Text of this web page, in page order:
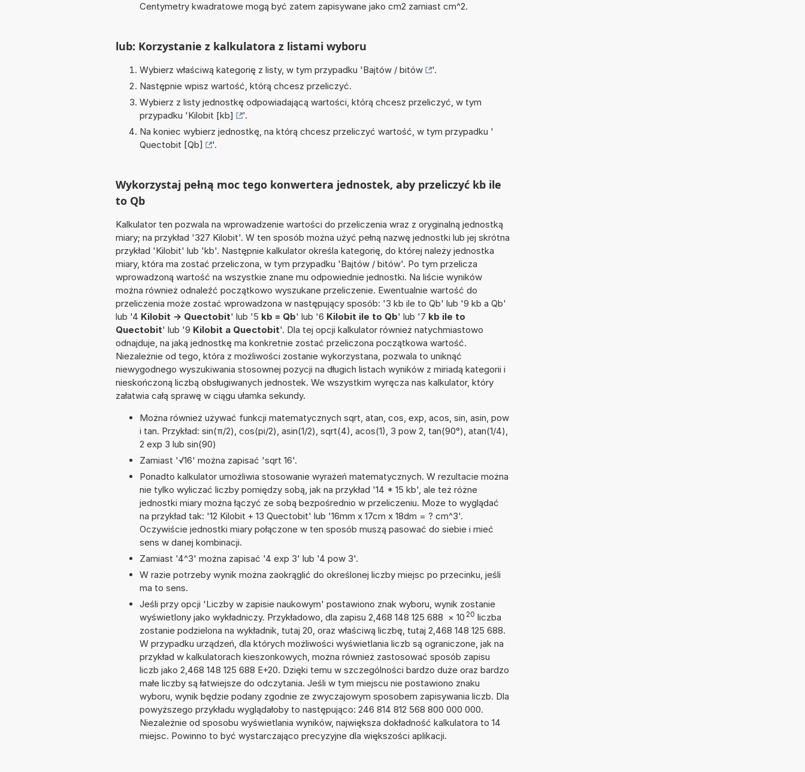
Centymetry kwadratowe mogą być zatem zapisywane jako cm2 zamiast cm^2.
lub: Korzystanie z kalkulatora z listami wyboru
Wybierz właściwą kategorię z listy, w tym przypadku 'Bajtów / bitów
'.
Następnie wpisz wartość, którą chcesz przeliczyć.
Wybierz z listy jednostkę odpowiadającą wartości, którą chcesz przeliczyć, w tym
przypadku 'Kilobit [kb]
'.
Na koniec wybierz jednostkę, na którą chcesz przeliczyć wartość, w tym przypadku '
Quectobit [Qb]
'.
Wykorzystaj pełną moc tego konwertera jednostek, aby przeliczyć kb ile
to Qb
Kalkulator ten pozwala na wprowadzenie wartości do przeliczenia wraz z oryginalną jednostką
miary; na przykład '327 Kilobit'. W ten sposób można użyć pełną nazwę jednostki lub jej skrótna
przykład 'Kilobit' lub 'kb'. Następnie kalkulator określa kategorię, do której należy jednostka
miary, która ma zostać przeliczona, w tym przypadku 'Bajtów / bitów'. Po tym przelicza
wprowadzoną wartość na wszystkie znane mu odpowiednie jednostki. Na liście wyników
można również odnaleźć początkowo wyszukane przeliczenie. Ewentualnie wartość do
przeliczenia może zostać wprowadzona w następujący sposób: '3 kb ile to Qb' lub '9 kb a Qb'
lub '4 Kilobit -> Quectobit' lub '5 kb = Qb' lub '6 Kilobit ile to Qb' lub '7 kb ile to
Quectobit' lub '9 Kilobit a Quectobit'. Dla tej opcji kalkulator również natychmiastowo
odnajduje, na jaką jednostkę ma konkretnie zostać przeliczona początkowa wartość.
Niezależnie od tego, która z możliwości zostanie wykorzystana, pozwala to uniknąć
niewygodnego wyszukiwania stosownej pozycji na długich listach wyników z miriadą kategorii i
nieskończoną liczbą obsługiwanych jednostek. We wszystkim wyręcza nas kalkulator, który
załatwia całą sprawę w ciągu ułamka sekundy.
Można również używać funkcji matematycznych sqrt, atan, cos, exp, acos, sin, asin, pow
i tan. Przykład: sin(π/2), cos(pi/2), asin(1/2), sqrt(4), acos(1), 3 pow 2, tan(90°), atan(1/4),
2 exp 3 lub sin(90)
Zamiast '√16' można zapisać 'sqrt 16'.
Ponadto kalkulator umożliwia stosowanie wyrażeń matematycznych. W rezultacie można
nie tylko wyliczać liczby pomiędzy sobą, jak na przykład '14 * 15 kb', ale też różne
jednostki miary można łączyć ze sobą bezpośrednio w przeliczeniu. Może to wyglądać
na przykład tak: '12 Kilobit + 13 Quectobit' lub '16mm x 17cm x 18dm = ? cm^3'.
Oczywiście jednostki miary połączone w ten sposób muszą pasować do siebie i mieć
sens w danej kombinacji.
Zamiast '4^3' można zapisać '4 exp 3' lub '4 pow 3'.
W razie potrzeby wynik można zaokrąglić do określonej liczby miejsc po przecinku, jeśli
ma to sens.
Jeśli przy opcji 'Liczby w zapisie naukowym' postawiono znak wyboru, wynik zostanie
wyświetlony jako wykładniczy. Przykładowo, dla zapisu 2,468 148 125 688 × 10 20 liczba
zostanie podzielona na wykładnik, tutaj 20, oraz właściwą liczbę, tutaj 2,468 148 125 688.
W przypadku urządzeń, dla których możliwości wyświetlania liczb są ograniczone, jak na
przykład w kalkulatorach kieszonkowych, można również zastosować sposób zapisu
liczb jako 2,468 148 125 688 E+20. Dzięki temu w szczególności bardzo duże oraz bardzo
małe liczby są łatwiejsze do odczytania. Jeśli w tym miejscu nie postawiono znaku
wyboru, wynik będzie podany zgodnie ze zwyczajowym sposobem zapisywania liczb. Dla
powyższego przykładu wyglądałoby to następująco: 246 814 812 568 800 000 000.
Niezależnie od sposobu wyświetlania wyników, największa dokładność kalkulatora to 14
miejsc. Powinno to być wystarczająco precyzyjne dla większości aplikacji.